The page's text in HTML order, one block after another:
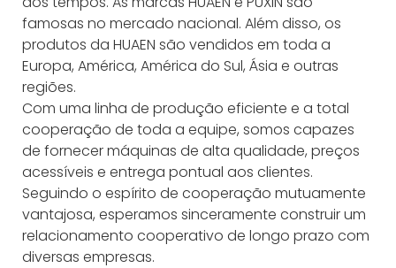
famosas no mercado nacional. Além disso, os
produtos da HUAEN são vendidos em toda a
Europa, América, América do Sul, Ásia e outras
regiões.
Com uma linha de produção eficiente e a total
cooperação de toda a equipe, somos capazes
de fornecer máquinas de alta qualidade, preços
acessíveis e entrega pontual aos clientes.
Seguindo o espírito de cooperação mutuamente
vantajosa, esperamos sinceramente construir um
relacionamento cooperativo de longo prazo com
diversas empresas.